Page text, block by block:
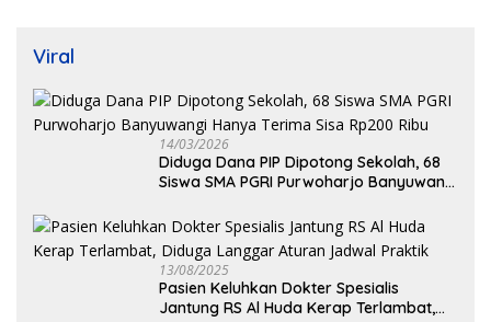
Viral
14/03/2026
Diduga Dana PIP Dipotong Sekolah, 68
Siswa SMA PGRI Purwoharjo Banyuwangi
13/08/2025
Pasien Keluhkan Dokter Spesialis
Jantung RS Al Huda Kerap Terlambat,